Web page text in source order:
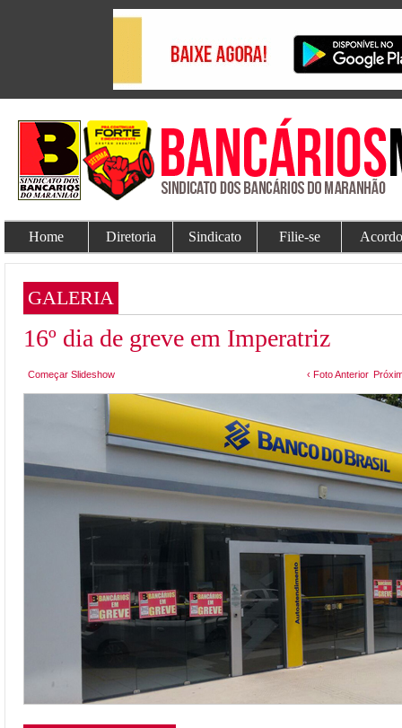
Home Diretoria Sindicato Filie-se
GALERIA
16º dia de greve em Imperatriz
Começar Slideshow ‹ Foto Anterior